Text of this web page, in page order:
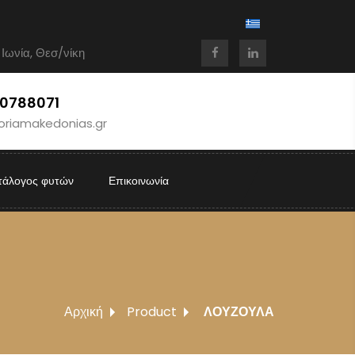
Θεσ/νίκη
φυτών Επικοινωνία
Αρχική Product ΛΟΥΖΟΥΛΑ